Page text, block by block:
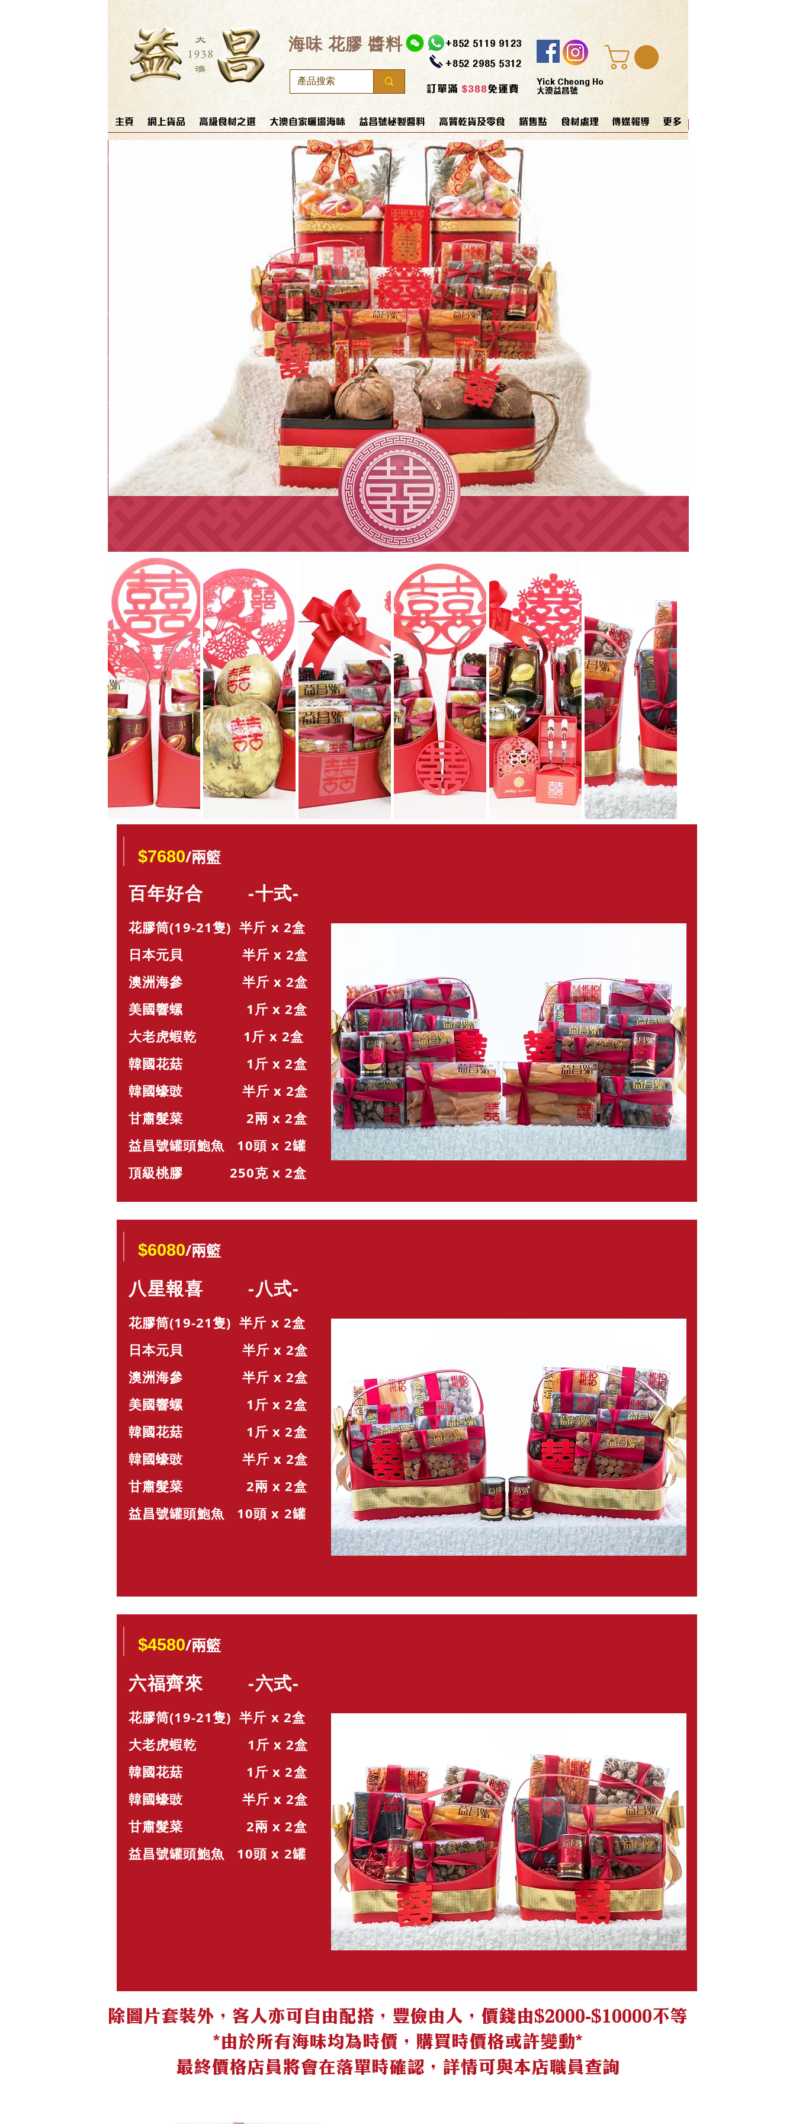
​海味 花膠 醬料
+852 5119 9123
+852 2985 5312
訂單滿 $388免運費
Yick Cheong Ho
大澳益昌號
主頁 網上貨品 高級食材之選 大澳自家曬場海味 益昌號秘製醬料 高質乾貨及零食 銷售點 食材處理 傳媒報導 更多
$7680/兩籃
百年好合 -十式-
花膠筒(19-21隻) 半斤 x 2盒
日本元貝 半斤 x 2盒
澳洲海參 半斤 x 2盒
美國響螺 1斤 x 2盒
大老虎蝦乾 1斤 x 2盒
韓國花菇 1斤 x 2盒
韓國蠔豉 半斤 x 2盒
甘肅髮菜 2兩 x 2盒
益昌號罐頭鮑魚 10頭 x 2罐
頂級桃膠 250克 x 2盒
$6080/兩籃
八星報喜 -八式-
花膠筒(19-21隻) 半斤 x 2盒
日本元貝 半斤 x 2盒
澳洲海參 半斤 x 2盒
美國響螺 1斤 x 2盒
韓國花菇 1斤 x 2盒
韓國蠔豉 半斤 x 2盒
甘肅髮菜 2兩 x 2盒
益昌號罐頭鮑魚
10頭x 2罐
$4580/兩籃
六福齊來 -六式-
花膠筒(19-21隻) 半斤 x 2盒
大老虎蝦乾 1斤 x 2盒
韓國花菇 1斤 x 2盒
韓國蠔豉 半斤 x 2盒
甘肅髮菜 2兩 x 2盒
益昌號罐頭鮑魚
10頭x 2罐
除圖片套裝外，客人亦可自由配搭，豐儉由人，價錢由$2000-$10000不等
*由於所有海味均為時價，購買時價格或許變動*
最終價格店員將會在落單時確認，詳情可與本店職員查詢